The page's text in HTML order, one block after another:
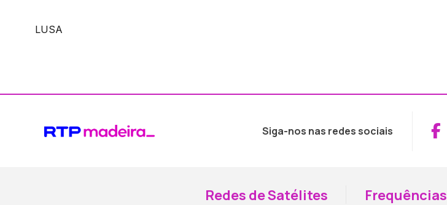
LUSA
Siga-nos nas redes sociais
Redes de Satélites Frequências